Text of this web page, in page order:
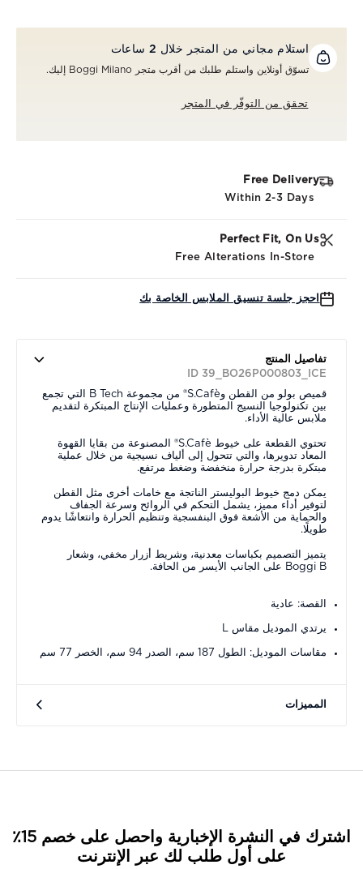
استلام مجاني من المتجر خلال 2 ساعات
تسوّق أونلاين واستلم طلبك من أقرب متجر Boggi Milano إليك.
تحقق من التوفّر في المتجر
Free Delivery
Within 2-3 Days
Perfect Fit, On Us
Free Alterations In-Store
احجز جلسة تنسيق الملابس الخاصة بك
تفاصيل المنتج
ID 39_BO26P000803_ICE
قميص بولو من القطن وS.Cafè® من مجموعة B Tech التي تجمع
بين تكنولوجيا النسيج المتطورة وعمليات الإنتاج المبتكرة لتقديم
ملابس عالية الأداء.
تحتوي القطعة على خيوط S.Cafè® المصنوعة من بقايا القهوة
المعاد تدويرها، والتي تتحول إلى ألياف نسيجية من خلال عملية
مبتكرة بدرجة حرارة منخفضة وضغط مرتفع.
يمكن دمج خيوط البوليستر الناتجة مع خامات أخرى مثل القطن
لتوفير أداء مميز، يشمل التحكم في الروائح وسرعة الجفاف
والحماية من الأشعة فوق البنفسجية وتنظيم الحرارة وانتعاشًا يدوم
طويلًا.
يتميز التصميم بكباسات معدنية، وشريط أزرار مخفي، وشعار
Boggi B على الجانب الأيسر من الحافة.
القصة: عادية
يرتدي الموديل مقاس L
مقاسات الموديل: الطول 187 سم، الصدر 94 سم، الخصر 77 سم
المميزات
اشترك في النشرة الإخبارية واحصل على خصم 15٪
على أول طلب لك عبر الإنترنت